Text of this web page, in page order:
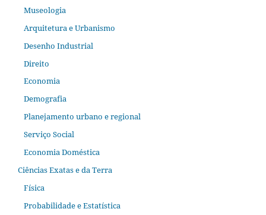
Museologia
Arquitetura e Urbanismo
Desenho Industrial
Direito
Economia
Demografia
Planejamento urbano e regional
Serviço Social
Economia Doméstica
Ciências Exatas e da Terra
Física
Probabilidade e Estatística